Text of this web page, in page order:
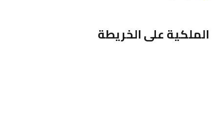
الملكية على الخريطة